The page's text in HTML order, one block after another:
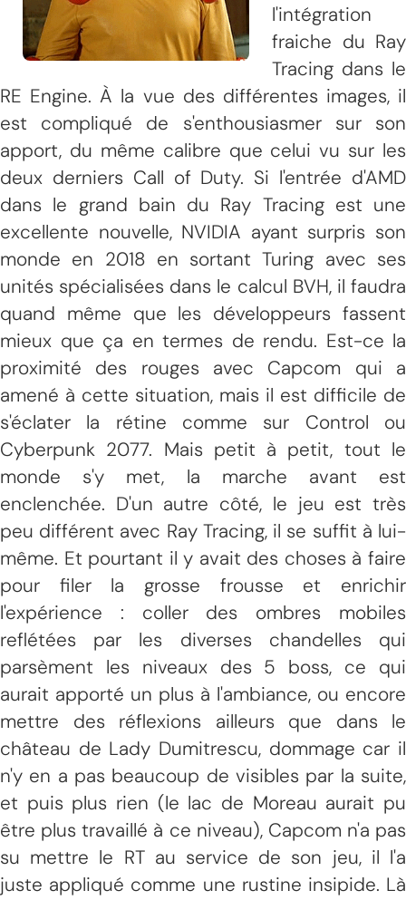
l'intégration
fraiche du Ray
Tracing dans le
RE Engine. À la vue des différentes images, il
est compliqué de s'enthousiasmer sur son
apport, du même calibre que celui vu sur les
deux derniers Call of Duty. Si l'entrée d'AMD
dans le grand bain du Ray Tracing est une
excellente nouvelle, NVIDIA ayant surpris son
monde en 2018 en sortant Turing avec ses
unités spécialisées dans le calcul BVH, il faudra
quand même que les développeurs fassent
mieux que ça en termes de rendu. Est-ce la
proximité des rouges avec Capcom qui a
amené à cette situation, mais il est difficile de
s'éclater la rétine comme sur Control ou
Cyberpunk 2077. Mais petit à petit, tout le
monde s'y met, la marche avant est
enclenchée. D'un autre côté, le jeu est très
peu différent avec Ray Tracing, il se suffit à lui-
même. Et pourtant il y avait des choses à faire
pour filer la grosse frousse et enrichir
l'expérience : coller des ombres mobiles
reflétées par les diverses chandelles qui
parsèment les niveaux des 5 boss, ce qui
aurait apporté un plus à l'ambiance, ou encore
mettre des réflexions ailleurs que dans le
château de Lady Dumitrescu, dommage car il
n'y en a pas beaucoup de visibles par la suite,
et puis plus rien (le lac de Moreau aurait pu
être plus travaillé à ce niveau), Capcom n'a pas
su mettre le RT au service de son jeu, il l'a
juste appliqué comme une rustine insipide. Là